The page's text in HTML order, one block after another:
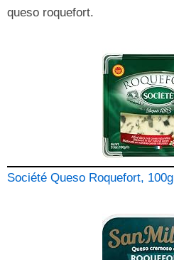
queso roquefort.
Société Queso Roquefort, 100g